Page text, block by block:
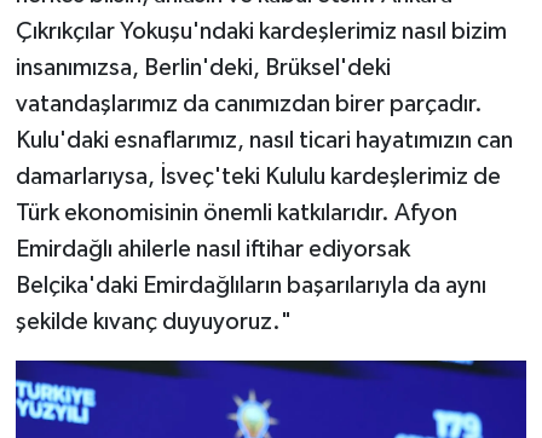
Çıkrıkçılar Yokuşu'ndaki kardeşlerimiz nasıl bizim
insanımızsa, Berlin'deki, Brüksel'deki
vatandaşlarımız da canımızdan birer parçadır.
Kulu'daki esnaflarımız, nasıl ticari hayatımızın can
damarlarıysa, İsveç'teki Kululu kardeşlerimiz de
Türk ekonomisinin önemli katkılarıdır. Afyon
Emirdağlı ahilerle nasıl iftihar ediyorsak
Belçika'daki Emirdağlıların başarılarıyla da aynı
şekilde kıvanç duyuyoruz."